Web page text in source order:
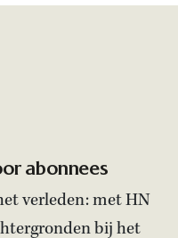
abonnees
verleden: met HN
bij het